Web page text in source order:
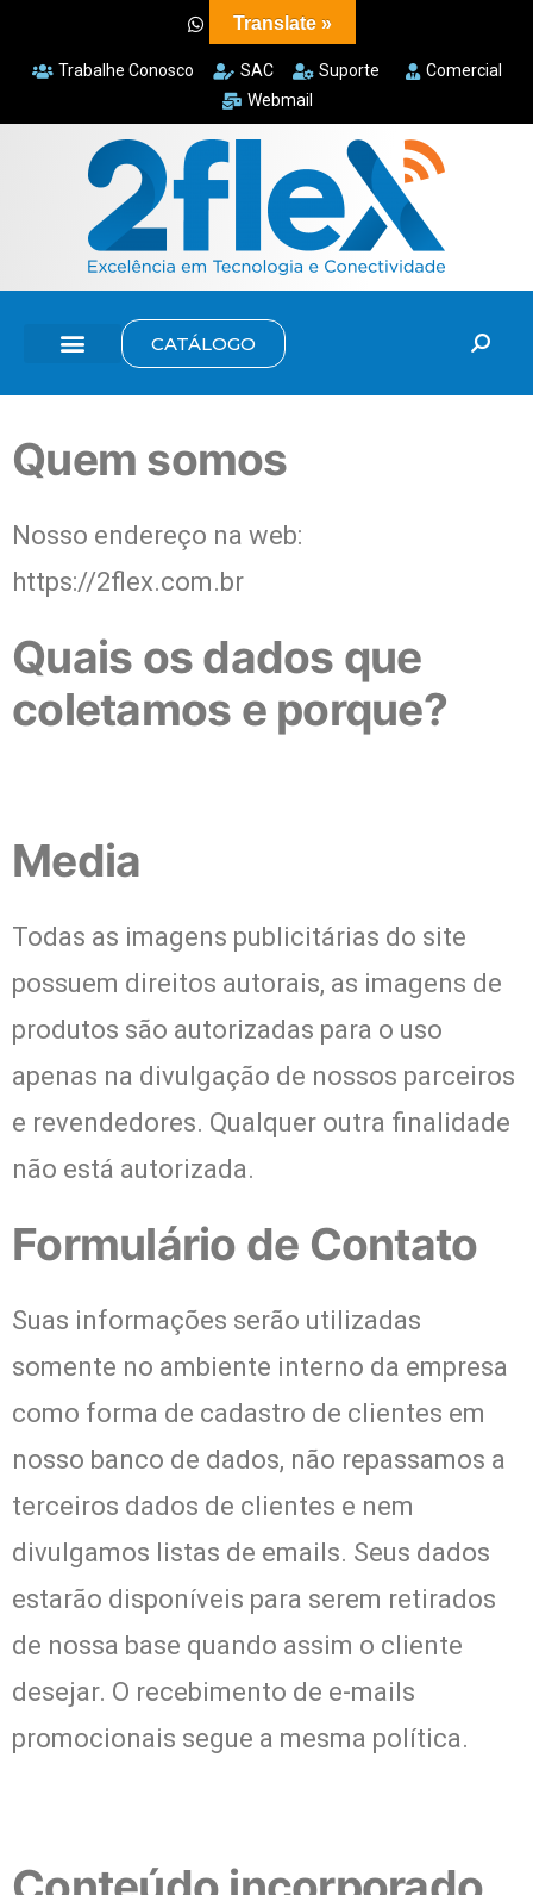
Trabalhe Conosco SAC Suporte
Comercial
Webmail
CATÁLOGO
Quem somos
Nosso endereço na web:
https://2flex.com.br
Quais os dados que
coletamos e porque?
Media
Todas as imagens publicitárias do site
possuem direitos autorais, as imagens de
produtos são autorizadas para o uso
apenas na divulgação de nossos parceiros
e revendedores. Qualquer outra finalidade
não está autorizada.
Formulário de Contato
Suas informações serão utilizadas
somente no ambiente interno da empresa
como forma de cadastro de clientes em
nosso banco de dados, não repassamos a
terceiros dados de clientes e nem
divulgamos listas de emails. Seus dados
estarão disponíveis para serem retirados
de nossa base quando assim o cliente
desejar. O recebimento de e-mails
promocionais segue a mesma política.
Translate »